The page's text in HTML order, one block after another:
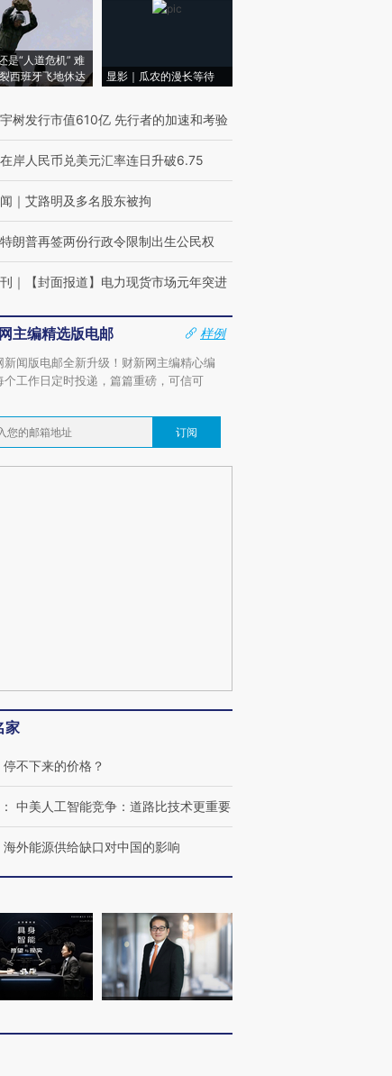
是“人道危机” 难
西班牙飞地休达
显影｜瓜农的漫长等待
宇树发行市值610亿 先行者的加速和考验
在岸人民币兑美元汇率连日升破6.75
｜ 艾路明及多名股东被拘
特朗普再签两份行政令限制出生公民权
｜ 【封面报道】电力现货市场元年突进
主编精选版电邮
样例
新闻版电邮全新升级！财新网主编精心编
个工作日定时投递，篇篇重磅，可信可
订阅
家
停不下来的价格？
： 中美人工智能竞争：道路比技术更重要
海外能源供给缺口对中国的影响